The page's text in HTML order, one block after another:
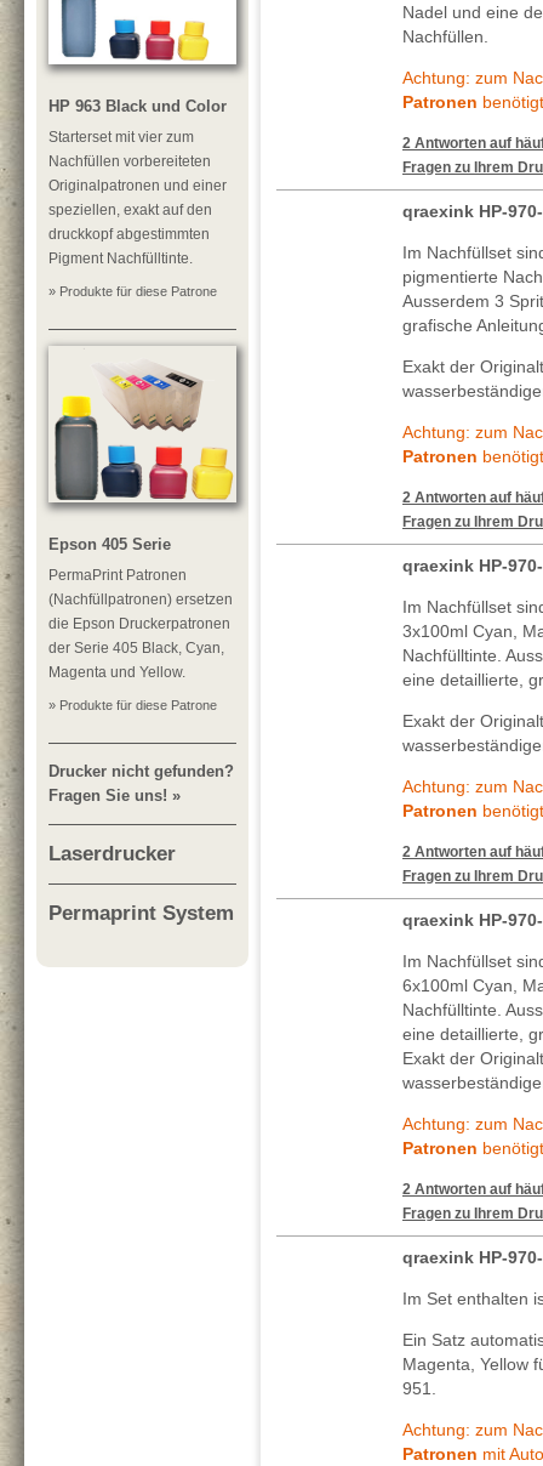
HP 963 Black und Color
Starterset mit vier zum
Nachfüllen vorbereiteten
Originalpatronen und einer
speziellen, exakt auf den
druckkopf abgestimmten
Pigment Nachfülltinte.
» Produkte für diese Patrone
Epson 405 Serie
PermaPrint Patronen
(Nachfüllpatronen) ersetzen
die Epson Druckerpatronen
der Serie 405 Black, Cyan,
Magenta und Yellow.
» Produkte für diese Patrone
Drucker nicht gefunden?
Fragen Sie uns! »
Laserdrucker
Permaprint System
Nadel und eine
Nachfüllen.
Achtung: zum
Patronen
2 Antworten auf
Fragen zu Ihrem
qraexink HP-
Im Nachfüllset
pigmentierte
Ausserdem 3
grafische
Exakt der
Achtung: zum
Patronen
2 Antworten auf
Fragen zu Ihrem
qraexink HP-
Im Nachfüllset
3x100ml Cyan,
Nachfülltinte.
eine detaillierte,
Exakt der
Achtung: zum
Patronen
2 Antworten auf
Fragen zu Ihrem
qraexink HP-
Im Nachfüllset
6x100ml Cyan,
Nachfülltinte.
eine detaillierte,
Exakt der
Achtung: zum
Patronen
2 Antworten auf
Fragen zu Ihrem
qraexink HP-
Im Set enthalten
Ein Satz
Magenta, Yellow
951.
Achtung: zum
Patronen mit